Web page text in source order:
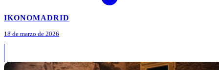
IKONOMADRID
18 de marzo de 2026